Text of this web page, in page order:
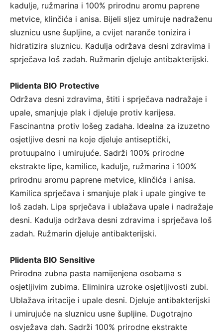
kadulje, ružmarina i 100% prirodnu aromu paprene
metvice, klinčića i anisa. Bijeli sljez umiruje nadraženu
sluznicu usne šupljine, a cvijet naranče tonizira i
hidratizira sluznicu. Kadulja održava desni zdravima i
sprječava loš zadah. Ružmarin djeluje antibakterijski.
Plidenta BIO Protective
Održava desni zdravima, štiti i sprječava nadražaje i
upale, smanjuje plak i djeluje protiv karijesa.
Fascinantna protiv lošeg zadaha. Idealna za izuzetno
osjetljive desni na koje djeluje antiseptički,
protuupalno i umirujuće. Sadrži 100% prirodne
ekstrakte lipe, kamilice, kadulje, ružmarina i 100%
prirodnu aromu paprene metvice, klinčića i anisa.
Kamilica sprječava i smanjuje plak i upale gingive te
loš zadah. Lipa sprječava i ublažava upale i nadražaje
desni. Kadulja održava desni zdravima i sprječava loš
zadah. Ružmarin djeluje antibakterijski.
Plidenta BIO Sensitive
Prirodna zubna pasta namijenjena osobama s
osjetljivim zubima. Eliminira uzroke osjetljivosti zubi.
Ublažava iritacije i upale desni. Djeluje antibakterijski
i umirujuće na sluznicu usne šupljine. Dugotrajno
osvježava dah. Sadrži 100% prirodne ekstrakte